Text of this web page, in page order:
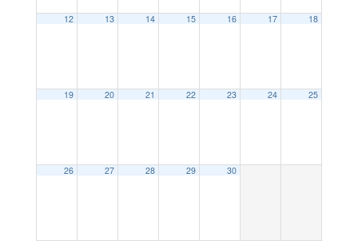
12 13 14 15 16 17 18
19 20 21 22 23 24 25
26 27 28 29 30